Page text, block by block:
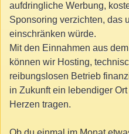
aufdringliche Werbung,
Sponsoring verzichten, das
einschränken würde.
Mit den Einnahmen aus
können wir Hosting,
reibungslosen Betrieb
in Zukunft ein lebendiger
Herzen tragen.